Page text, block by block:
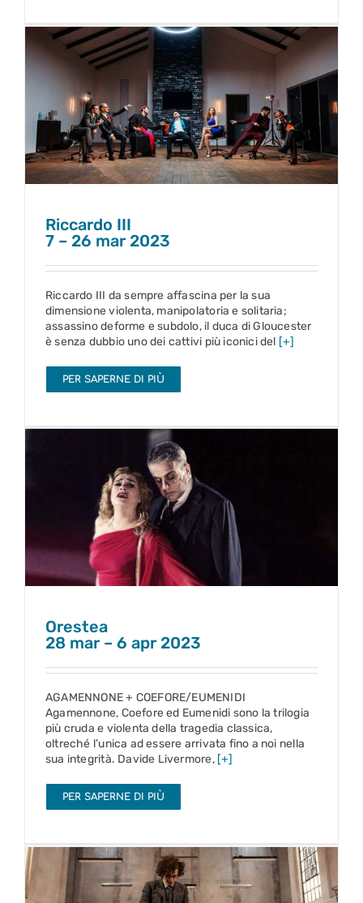
Riccardo III
7 – 26 mar 2023
Riccardo III
7 – 26 mar 2023
Riccardo III da sempre affascina per la sua
dimensione violenta, manipolatoria e solitaria;
assassino deforme e subdolo, il duca di Gloucester
è senza dubbio uno dei cattivi più iconici del [+]
PER SAPERNE DI PIÙ
Orestea
28 mar – 6 apr 2023
Orestea
28 mar – 6 apr 2023
AGAMENNONE + COEFORE/EUMENIDI
Agamennone, Coefore ed Eumenidi sono la trilogia
più cruda e violenta della tragedia classica,
oltreché l’unica ad essere arrivata fino a noi nella
sua integrità. Davide Livermore, [+]
PER SAPERNE DI PIÙ